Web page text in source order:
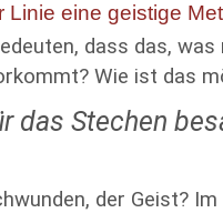
Linie eine geistige
dass das,
Wie ist das
das Stechen
der Geist?